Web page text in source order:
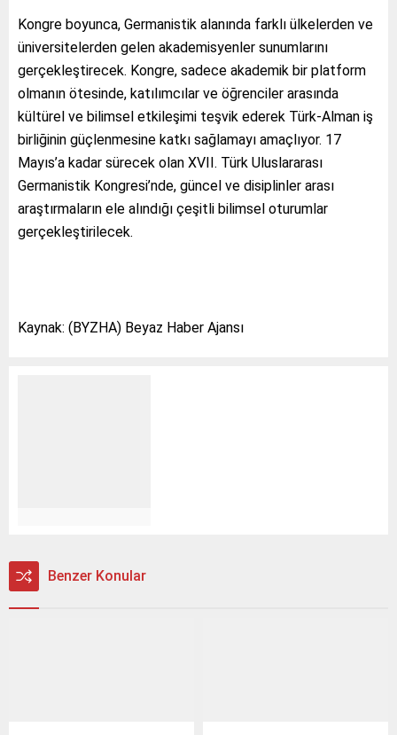
Kongre boyunca, Germanistik alanında farklı ülkelerden ve
üniversitelerden gelen akademisyenler sunumlarını
gerçekleştirecek. Kongre, sadece akademik bir platform
olmanın ötesinde, katılımcılar ve öğrenciler arasında
kültürel ve bilimsel etkileşimi teşvik ederek Türk-Alman iş
birliğinin güçlenmesine katkı sağlamayı amaçlıyor. 17
Mayıs’a kadar sürecek olan XVII. Türk Uluslararası
Germanistik Kongresi’nde, güncel ve disiplinler arası
araştırmaların ele alındığı çeşitli bilimsel oturumlar
gerçekleştirilecek.
Kaynak: (BYZHA) Beyaz Haber Ajansı
Benzer Konular